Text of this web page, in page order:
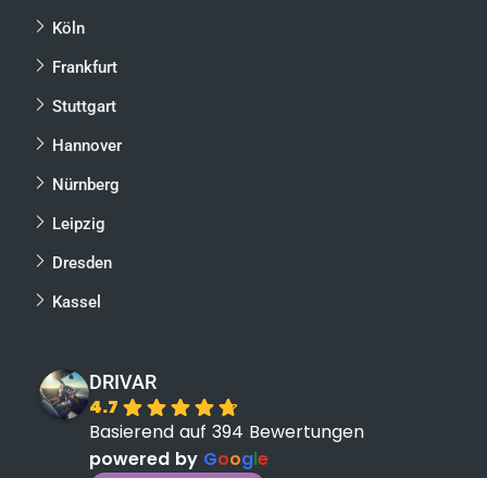
Köln
Frankfurt
Stuttgart
Hannover
Nürnberg
Leipzig
Dresden
Kassel
DRIVAR
4.7
Basierend auf 394 Bewertungen
powered by Google